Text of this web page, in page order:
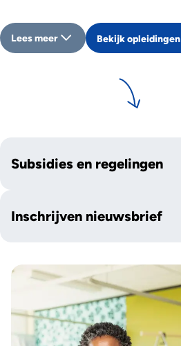
Bekijk opleidingen
Lees meer
Subsidies en regelingen
Inschrijven nieuwsbrief